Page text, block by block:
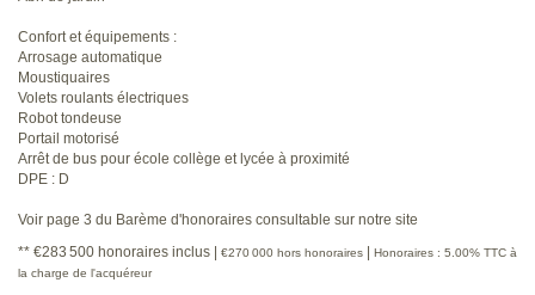
Confort et équipements :
Arrosage automatique
Moustiquaires
Volets roulants électriques
Robot tondeuse
Portail motorisé
Arrêt de bus pour école collège et lycée à proximité
DPE : D
Voir page 3 du Barème d'honoraires consultable sur notre site
** €283 500 honoraires inclus €270 000 hors honoraires
Honoraires : 5.00% TTC à
la charge de l'acquéreur